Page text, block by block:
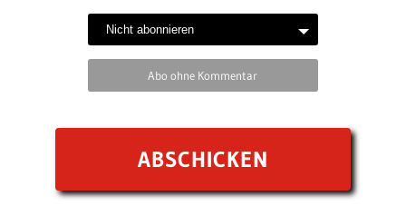
Abo ohne Kommentar